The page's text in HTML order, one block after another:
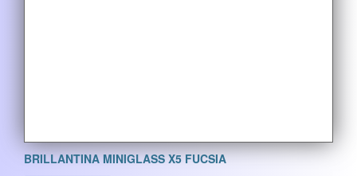
BRILLANTINA MINIGLASS X5 FUCSIA